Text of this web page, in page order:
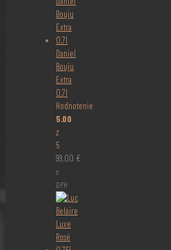
Daniel
Bouju
Extra
0,7l
Hodnotenie
5.00
z
5
99,00 €
s
DPH